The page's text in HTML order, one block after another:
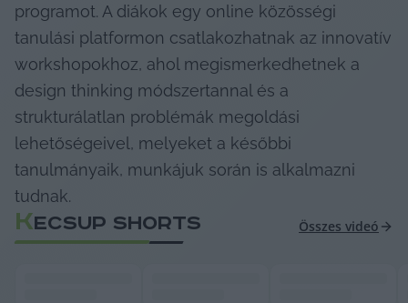
programot. A diákok egy online közösségi
tanulási platformon csatlakozhatnak az innovatív
workshopokhoz, ahol megismerkedhetnek a
design thinking módszertannal és a
strukturálatlan problémák megoldási
lehetőségeivel, melyeket a későbbi
tanulmányaik, munkájuk során is alkalmazni
tudnak.
KECSUP SHORTS Összes videó